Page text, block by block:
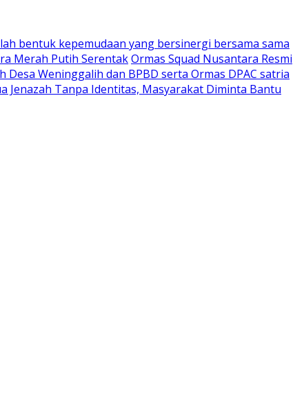
bentuk kepemudaan yang bersinergi bersama sama
Merah Putih SerentakOrmas Squad Nusantara Resmi
Desa Weninggalih dan BPBD serta Ormas DPAC satria
Jenazah Tanpa Identitas, Masyarakat Diminta Bantu